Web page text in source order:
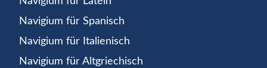
Navigium für Spanisch
Navigium für Italienisch
Navigium für Altgriechisch